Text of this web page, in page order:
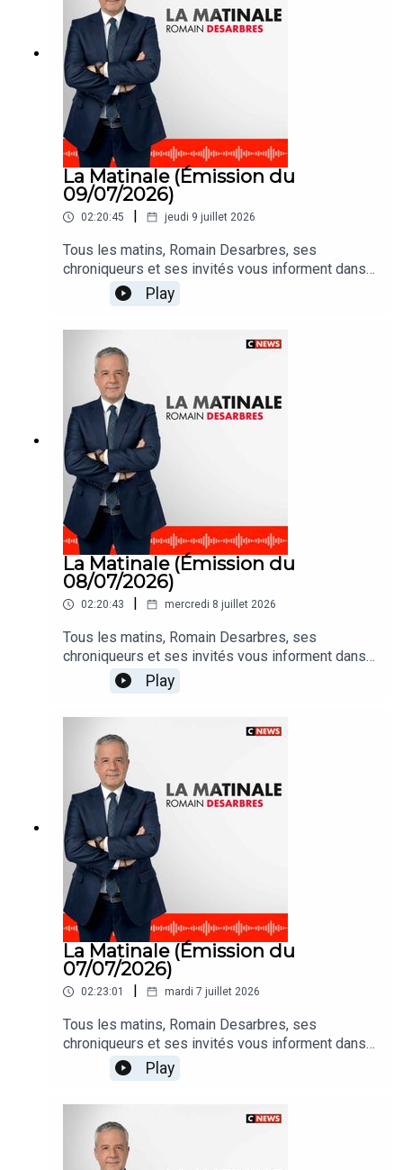
La Matinale (Émission du
09/07/2026)
02:20:45 | jeudi 9 juillet 2026
Tous les matins, Romain Desarbres, ses
chroniqueurs et ses invités vous informent dans
#LaMatinale
Play
La Matinale (Émission du
08/07/2026)
02:20:43 | mercredi 8 juillet 2026
Tous les matins, Romain Desarbres, ses
chroniqueurs et ses invités vous informent dans
#LaMatinale
Play
La Matinale (Émission du
07/07/2026)
02:23:01 mardi 7 juillet 2026
Tous les matins, Romain Desarbres, ses
chroniqueurs et ses invités vous informent dans
#LaMatinale
Play